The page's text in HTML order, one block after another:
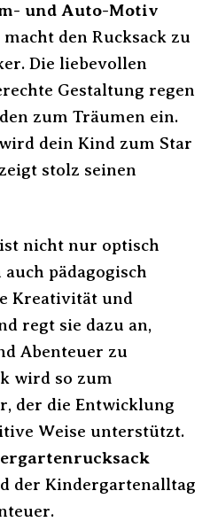
und Auto-Motiv
den Rucksack zu
Die liebevollen
Gestaltung regen
zum Träumen ein.
dein Kind zum Star
stolz seinen
ist nicht nur optisch
pädagogisch
Kreativität und
regt sie dazu an,
Abenteuer zu
wird so zum
der die Entwicklung
Weise unterstützt.
der Kindergartenalltag